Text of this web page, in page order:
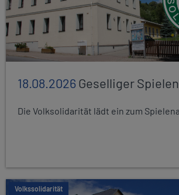
18.08.2026Geselliger
Die Volksolidarität lädt ein zum
Volkssolidarität